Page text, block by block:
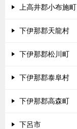
上高井郡小布施町
下伊那郡天龍村
下伊那郡松川町
下伊那郡泰阜村
下伊那郡高森町
下呂市